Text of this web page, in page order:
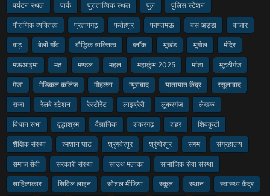
पर्यटन स्थल पार्क पुरातात्विक स्थल पुल पुलिस स्टेशन
पौराणिक व्यक्तित्व प्रतापगढ़ फतेहपुर फाफामऊ बस अड्डा बाजार
बाढ़ बेली गाँव बौद्धिक व्यक्तित्व ब्लॉक भूखंड भूगोल मंदिर
मऊआइमा मठ मण्डल महल महाकुंभ 2025 मांडा मुट्ठीगंज
मेजा मेडिकल कॉलेज मोहल्ला म्यूराबाद यातायात केंद्र रसूलाबाद
राजा रेलवे स्टेशन रेस्टोरेंट लाइब्रेरी लूकरगंज लेखक
विधान सभा वृद्धाश्रम वैज्ञानिक शंकरगढ़ शहर शिवकुटी
शैक्षिक संस्था श्मशान घाट श्रृंगवेरपुर श्रृंग्वेरपुर संगम संग्रहालय
समाज सेवी सरकारी संस्था साउथ मलाका सामाजिक सेवा संस्था
साहित्यकार सिविल लाइन सोशल मीडिया स्कूल स्थान स्वास्थ्य केंद्र